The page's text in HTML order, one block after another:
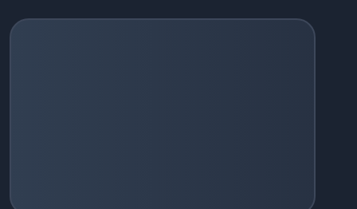
Загрузка событий...